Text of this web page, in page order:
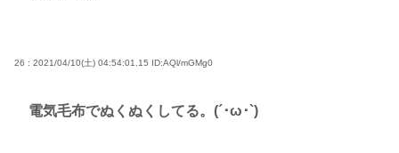
26 : 2021/04/10(土) 04:54:01.15 ID:AQl/mGMg0
電気毛布でぬくぬくしてる。(´･ω･`)